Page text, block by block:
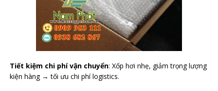
Tiết kiệm chi phí vận chuyển: Xốp hơi nhẹ, giảm trọng lượng
kiện hàng → tối ưu chi phí logistics.